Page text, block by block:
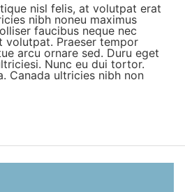
nisl felis, at volutpat erat
nibh noneu maximus
faucibus neque nec
volutpat. Praeser tempor
arcu ornare sed. Duru eget
Nunc eu dui tortor.
Canada ultricies nibh non